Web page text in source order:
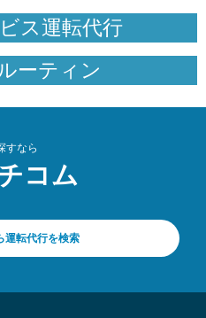
ス運転代行
ーティン
すなら
コム
運転代行を検索